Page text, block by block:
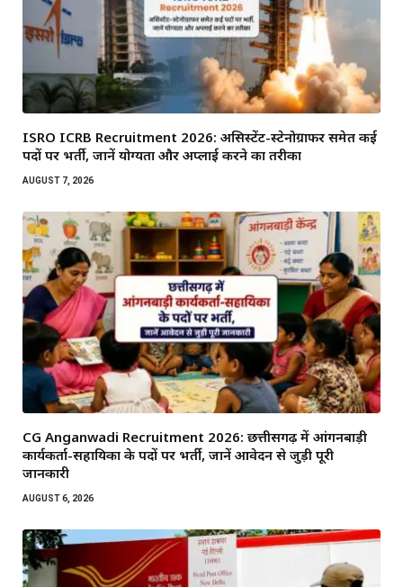
ISRO ICRB Recruitment 2026: असिस्टेंट-स्टेनोग्राफर समेत कई
पदों पर भर्ती, जानें योग्यता और अप्लाई करने का तरीका
AUGUST 7, 2026
CG Anganwadi Recruitment 2026: छत्तीसगढ़ में आंगनबाड़ी
कार्यकर्ता-सहायिका के पदों पर भर्ती, जानें आवेदन से जुड़ी पूरी
जानकारी
AUGUST 6, 2026